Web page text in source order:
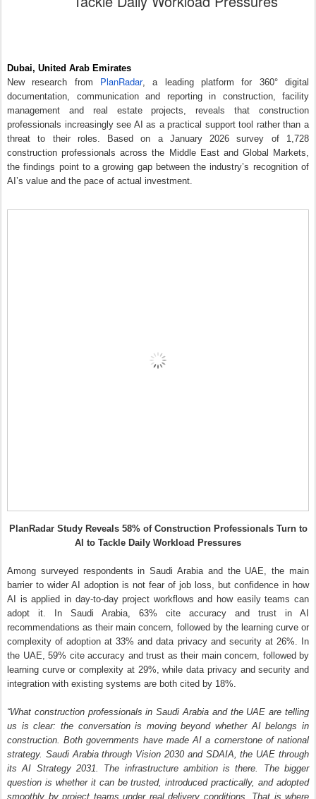
documentation, communication and reporting in construction, facility
construction professionals across the Middle East and Global Markets,
the findings point to a growing gap between the industry’s recognition of
AI’s value and the pace of actual investment.
AI is applied in day-to-day project workflows and how easily teams can
adopt it. In Saudi Arabia, 63% cite accuracy and trust in AI
recommendations as their main concern, followed by the learning curve or
complexity of adoption at 33% and data privacy and security at 26%. In
the UAE, 59% cite accuracy and trust as their main concern, followed by
learning curve or complexity at 29%, while data privacy and security and
integration with existing systems are both cited by 18%.
“What construction professionals in Saudi Arabia and the UAE are telling
us is clear: the conversation is moving beyond whether AI belongs in
construction. Both governments have made AI a cornerstone of national
strategy. Saudi Arabia through Vision 2030 and SDAIA, the UAE through
its AI Strategy 2031. The infrastructure ambition is there. The bigger
question is whether it can be trusted, introduced practically, and adopted
smoothly by project teams under real delivery conditions. That is where
technology providers and employers now need to focus,”
said Andrey
Belogortsev, Regional Manager - MENA & APAC - PlanRadar.
Globally, more than half of respondents say they would be more likely to
stay with their current organisation if it significantly increased investment
in digital tools with AI capabilities, including one in four who say they